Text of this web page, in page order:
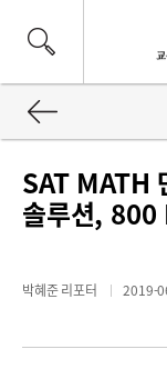
SAT MATH
솔루션, 800
박혜준 리포터 2019-